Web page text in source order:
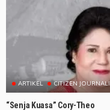
ARTIKEL CITIZEN
“Senja Kuasa” Cory-Theo